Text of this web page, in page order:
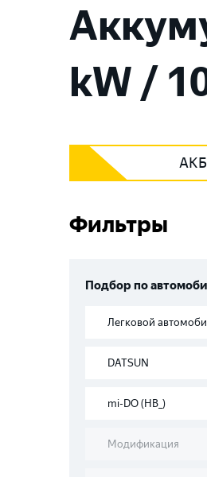
kW /
Фильтры
Подбор по